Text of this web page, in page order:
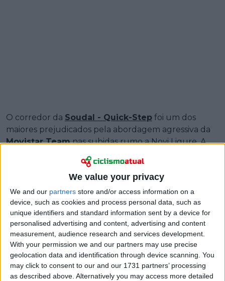
We value your privacy
We and our partners store and/or access information on a
device, such as cookies and process personal data, such as
unique identifiers and standard information sent by a device for
personalised advertising and content, advertising and content
measurement, audience research and services development.
With your permission we and our partners may use precise
geolocation data and identification through device scanning. You
may click to consent to our and our 1731 partners’ processing
as described above. Alternatively you may access more detailed
O corredor da Soudal - Quick-Step foi um dos
maiores prejudicados pela abordagem agressiva da
Movistar Teamnas subidas rumo a Novi Ligure. A
equipa espanhola impôs ritmo no Colle Giovo e no
Bric Berton para afastar os puros sprinters e abrir a
corrida para Orluis Aular.
Magnier, Jonathan Milan, Dylan Groenewegen e
vários outros homens rápidos ficaram para trás, mas a
Movistar não converteu o trabalho em vitória de
etapa.